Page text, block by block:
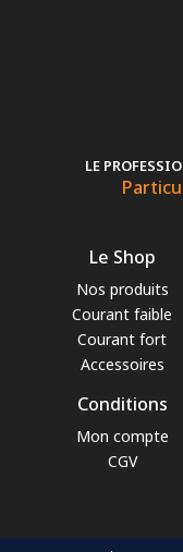
LE
Le Shop
Nos produits
Courant faible
Courant fort
Accessoires
Conditions
Mon compte
CGV